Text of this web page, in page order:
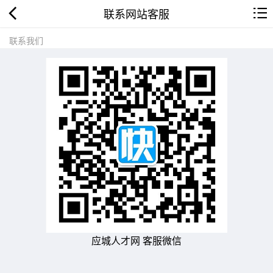
联系网站客服
联系我们
应城人才网 客服微信